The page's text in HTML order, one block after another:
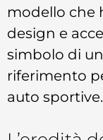
modello che
design e
simbolo di
riferimento
auto sportive.